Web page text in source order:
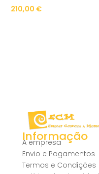
210,00 €
Informação
A empresa
Envio e Pagamentos
Termos e Condições